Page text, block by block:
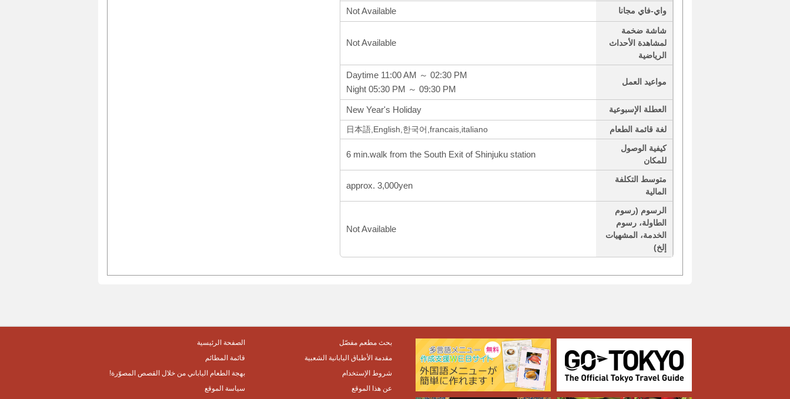
واي-فاي مجانا Not Available
شاشة ضخمة
لمشاهدة الأحداث
الرياضية
Not Available
مواعيد العمل
Daytime 11:00 AM ～ 02:30 PM
Night 05:30 PM ～ 09:30 PM
العطلة الإسبوعية New Year's Holiday
لغة قائمة الطعام 日本語,English,한국어,francais,italiano
كيفية الوصول
للمكان
6 min.walk from the South Exit of Shinjuku station
متوسط التكلفة
المالية
approx. 3,000yen
الرسوم (رسوم
الطاولة، رسوم
الخدمة، المشهيات
إلخ)
Not Available
الصفحة الرئيسية
بحث مطعم مفصّل
قائمة المطائم
مقدمة الأطباق اليابانية الشعبية
بهجة الطعام الياباني من خلال القصص المصوّرة!
شروط الإستخدام
سياسة الموقع
عن هذا الموقع